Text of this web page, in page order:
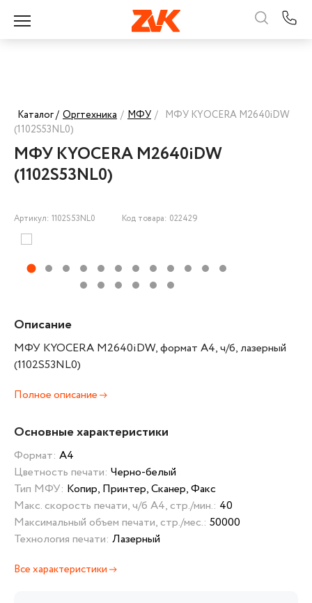
Каталог / Оргтехника / МФУ / МФУ KYOCERA M2640iDW
(1102S53NL0)
МФУ KYOCERA M2640iDW
(1102S53NL0)
Артикул: 1102S53NL0 Код товара: 022429
Описание
МФУ KYOCERA M2640iDW, формат А4, ч/б, лазерный
(1102S53NL0)
Полное описание
Основные характеристики
Формат: А4
Цветность печати: Черно-белый
Тип МФУ: Копир, Принтер, Сканер, Факс
Макс. скорость печати, ч/б А4, стр./мин.: 40
Максимальный объем печати, стр./мес.: 50000
Технология печати: Лазерный
Все характеристики